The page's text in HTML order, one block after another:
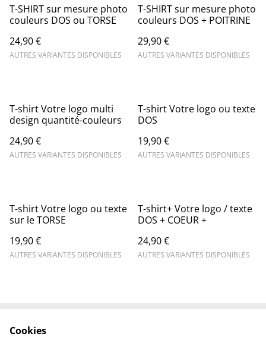
T-SHIRT sur mesure photo
couleurs DOS ou TORSE
24,90 €
AUTRES VARIANTES DISPONIBLES
T-SHIRT sur mesure photo
couleurs DOS + POITRINE
29,90 €
AUTRES VARIANTES DISPONIBLES
T-shirt Votre logo multi
design quantité-couleurs
24,90 €
AUTRES VARIANTES DISPONIBLES
T-shirt Votre logo ou texte
DOS
19,90 €
AUTRES VARIANTES DISPONIBLES
T-shirt Votre logo ou texte
sur le TORSE
19,90 €
AUTRES VARIANTES DISPONIBLES
T-shirt+ Votre logo / texte
DOS + COEUR +
24,90 €
AUTRES VARIANTES DISPONIBLES
Cookies